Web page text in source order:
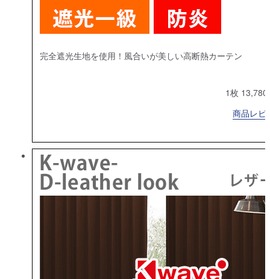
完全遮光生地を使用！風合いが美しい高断熱カーテン
1枚
商品レビ